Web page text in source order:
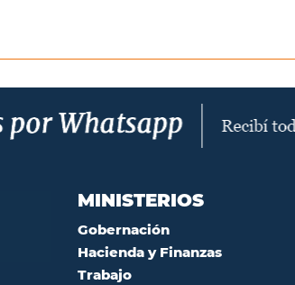
MINISTERIOS
Gobernación
Hacienda y Finanzas
Trabajo